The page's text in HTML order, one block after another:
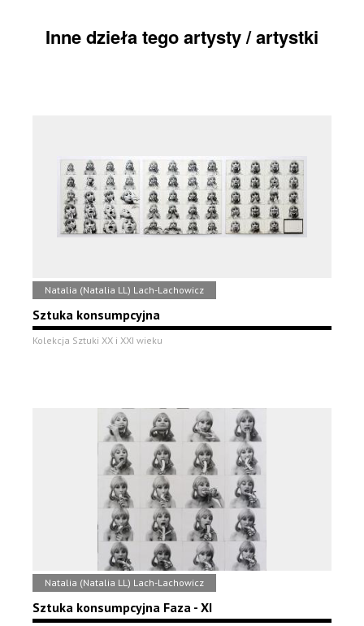
Inne dzieła tego artysty / artystki
Natalia (Natalia LL) Lach-Lachowicz
Sztuka konsumpcyjna
Kolekcja Sztuki XX i XXI wieku
Natalia (Natalia LL) Lach-Lachowicz
Sztuka konsumpcyjna Faza - XI